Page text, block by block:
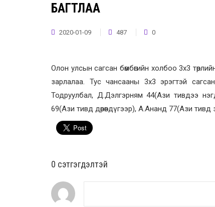
БАГТЛАА
2020-01-09 487 0
Олон улсын сагсан бөмбөгийн холбоо 3х3
зарлалаа. Тус чансааны 3х3 эрэгтэй
Тодруулбал, Д.Дэлгэрням 44(Ази тивдээ
69(Ази тивд дөрөвдүгээр), А.Ананд 77(Ази тивд
0 cэтгэгдэлтэй